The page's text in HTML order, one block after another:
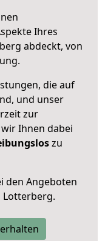
Ihres
abdeckt, von
die auf
und unser
zur
Ihnen dabei
zu
den Angeboten
Lotterberg.